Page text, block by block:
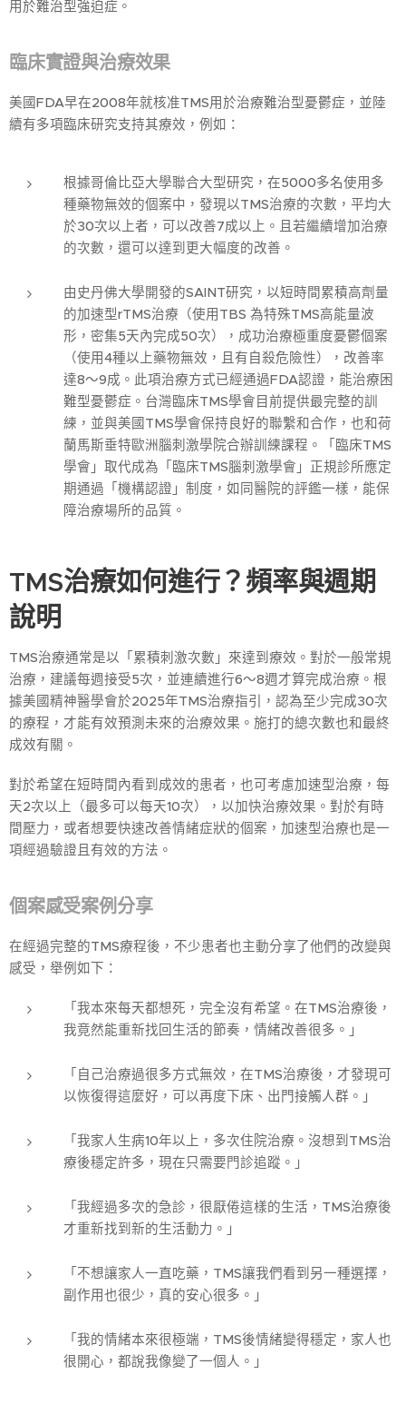
用於難治型強迫症。
臨床實證與治療效果
美國FDA早在2008年就核准TMS用於治療難治型憂鬱症，並陸
續有多項臨床研究支持其療效，例如：
根據哥倫比亞大學聯合大型研究，在5000多名使用多
種藥物無效的個案中，發現以TMS治療的次數，平均大
於30次以上者，可以改善7成以上。且若繼續增加治療
的次數，還可以達到更大幅度的改善。
由史丹佛大學開發的SAINT研究，以短時間累積高劑量
的加速型rTMS治療（使用TBS 為特殊TMS高能量波
形，密集5天內完成50次），成功治療極重度憂鬱個案
（使用4種以上藥物無效，且有自殺危險性），改善率
達8～9成。此項治療方式已經通過FDA認證，能治療困
難型憂鬱症。台灣臨床TMS學會目前提供最完整的訓
練，並與美國TMS學會保持良好的聯繫和合作，也和荷
蘭馬斯垂特歐洲腦刺激學院合辦訓練課程。「臨床TMS
學會」取代成為「臨床TMS腦刺激學會」正規診所應定
期通過「機構認證」制度，如同醫院的評鑑一樣，能保
障治療場所的品質。
TMS治療如何進行？頻率與週期
說明
TMS治療通常是以「累積刺激次數」來達到療效。對於一般常規
治療，建議每週接受5次，並連續進行6～8週才算完成治療。根
據美國精神醫學會於2025年TMS治療指引，認為至少完成30次
的療程，才能有效預測未來的治療效果。施打的總次數也和最終
成效有關。
對於希望在短時間內看到成效的患者，也可考慮加速型治療，每
天2次以上（最多可以每天10次），以加快治療效果。對於有時
間壓力，或者想要快速改善情緒症狀的個案，加速型治療也是一
項經過驗證且有效的方法。
個案感受案例分享
在經過完整的TMS療程後，不少患者也主動分享了他們的改變與
感受，舉例如下：
「我本來每天都想死，完全沒有希望。在TMS治療後，
我竟然能重新找回生活的節奏，情緒改善很多。」
「自己治療過很多方式無效，在TMS治療後，才發現可
以恢復得這麼好，可以再度下床、出門接觸人群。」
「我家人生病10年以上，多次住院治療。沒想到TMS治
療後穩定許多，現在只需要門診追蹤。」
「我經過多次的急診，很厭倦這樣的生活，TMS治療後
才重新找到新的生活動力。」
「不想讓家人一直吃藥，TMS讓我們看到另一種選擇，
副作用也很少，真的安心很多。」
「我的情緒本來很極端，TMS後情緒變得穩定，家人也
很開心，都說我像變了一個人。」